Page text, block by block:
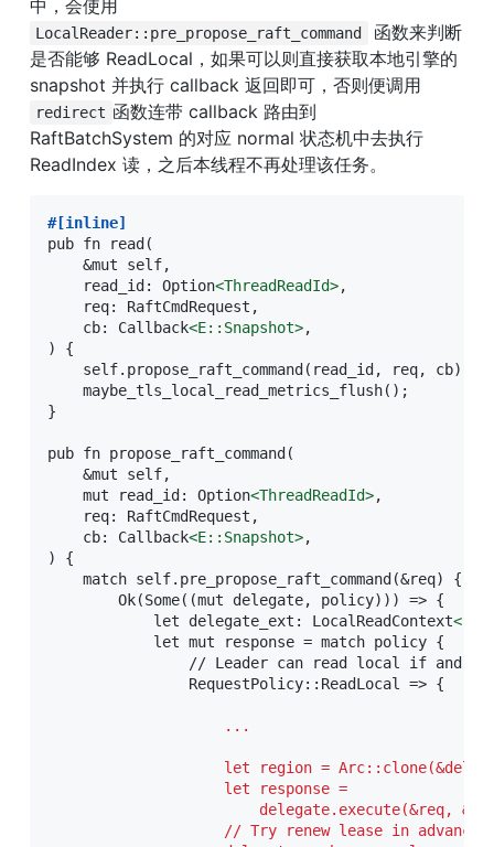
中，会使用
LocalReader::pre_propose_raft_command
函数来判断
是否能够 ReadLocal，如果可以则直接获取本地引擎的
snapshot 并执行 callback 返回即可，否则便调用
redirect 函数连带 callback 路由到
RaftBatchSystem 的对应 normal 状态机中去执行
ReadIndex 读，之后本线程不再处理该任务。
#[inline]
pub fn read(
    &mut self,
    read_id: Option
<ThreadReadId>,
    req: RaftCmdRequest,
    cb: Callback
<E: :Snapshot>,
) {
    self.propose_raft_command(read_id, req, cb);
    maybe_tls_local_read_metrics_flush();
}
pub fn propose_raft_command(
    &mut self,
    mut read_id: Option
<ThreadReadId>,
    req: RaftCmdRequest,
    cb: Callback
<E: :Snapshot>,
) {
    match self.pre_propose_raft_command(&req) {
        Ok(Some((mut delegate, policy))) => {
            let delegate_ext: LocalReadContext
<
            let mut response = match policy {
// Leader can read local if and
                RequestPolicy::ReadLocal => {
                    ...
let region =
                    let response =
delegate.execute(&req,
                    // Try renew lease in advance